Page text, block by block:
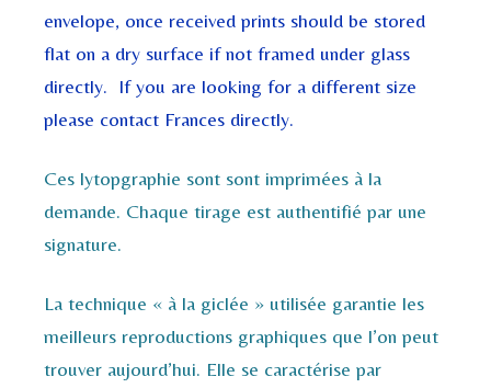
envelope, once received prints should be stored
flat on a dry surface if not framed under glass
directly. If you are looking for a different size
please contact Frances directly.
Ces lytopgraphie sont sont imprimées à la
demande. Chaque tirage est authentifié par une
signature.
La technique « à la giclée » utilisée garantie les
meilleurs reproductions graphiques que l’on peut
trouver aujourd’hui. Elle se caractérise par